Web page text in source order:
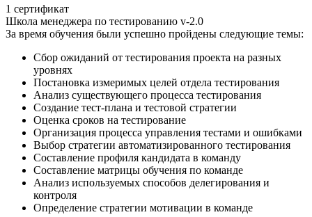
1 сертификат
Школа менеджера по тестированию v-2.0
За время обучения были успешно пройдены следующие темы:
Сбор ожиданий от тестирования проекта на разных
уровнях
Постановка измеримых целей отдела тестирования
Анализ существующего процесса тестирования
Создание тест-плана и тестовой стратегии
Оценка сроков на тестирование
Организация процесса управления тестами и ошибками
Выбор стратегии автоматизированного тестирования
Составление профиля кандидата в команду
Составление матрицы обучения по команде
Анализ используемых способов делегирования и
контроля
Определение стратегии мотивации в команде